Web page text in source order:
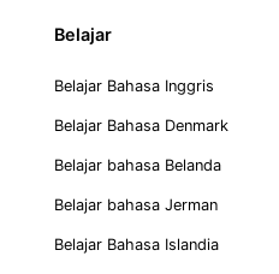
Belajar
Belajar Bahasa Inggris
Belajar Bahasa Denmark
Belajar bahasa Belanda
Belajar bahasa Jerman
Belajar Bahasa Islandia